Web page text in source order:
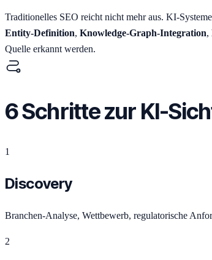
Traditionelles SEO reicht nicht mehr aus. KI-
Entity-Definition, Knowledge-Graph-Integration,
Quelle erkannt werden.
6 Schritte zur KI-
1
Discovery
Branchen-Analyse, Wettbewerb, regulatorische
2